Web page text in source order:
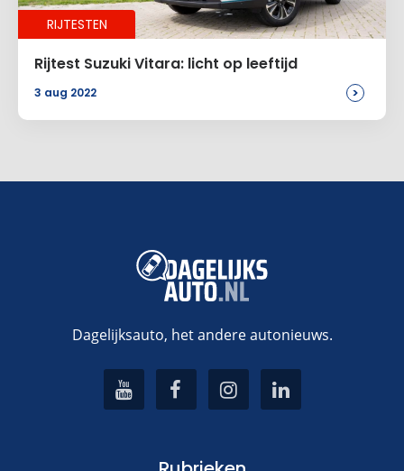
RIJTESTEN
Rijtest Suzuki Vitara: licht op leeftijd
3 aug 2022 >
Dagelijksauto, het andere autonieuws.